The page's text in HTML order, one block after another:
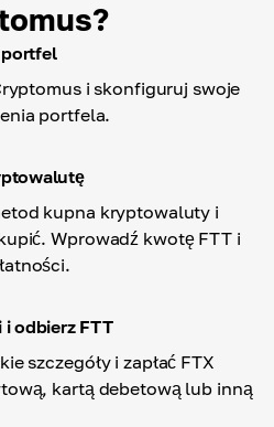
portfel
i skonfiguruj swoje
portfela.
kupna kryptowaluty i
Wprowadź kwotę FTT i
i odbierz FTT
szczegóły i zapłać FTX
kartą debetową lub inną